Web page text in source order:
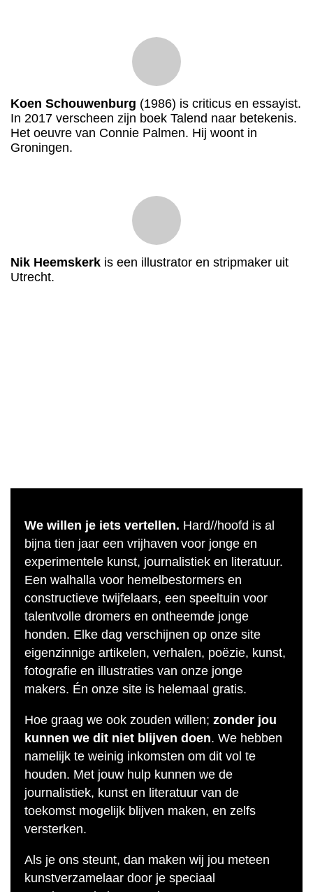
Koen Schouwenburg (1986) is criticus en essayist.
In 2017 verscheen zijn boek Talend naar betekenis.
Het oeuvre van Connie Palmen. Hij woont in
Groningen.
Nik Heemskerk is een illustrator en stripmaker uit
Utrecht.
We willen je iets vertellen. Hard//hoofd is al
bijna tien jaar een vrijhaven voor jonge en
experimentele kunst, journalistiek en literatuur.
Een walhalla voor hemelbestormers en
constructieve twijfelaars, een speeltuin voor
talentvolle dromers en ontheemde jonge
honden. Elke dag verschijnen op onze site
eigenzinnige artikelen, verhalen, poëzie, kunst,
fotografie en illustraties van onze jonge
makers. Én onze site is helemaal gratis.
Hoe graag we ook zouden willen; zonder jou
kunnen we dit niet blijven doen. We hebben
namelijk te weinig inkomsten om dit vol te
houden. Met jouw hulp kunnen we de
journalistiek, kunst en literatuur van de
toekomst mogelijk blijven maken, en zelfs
versterken.
Als je ons steunt, dan maken wij jou meteen
kunstverzamelaar door je speciaal